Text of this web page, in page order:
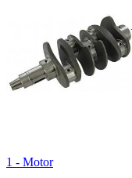
1 - Motor